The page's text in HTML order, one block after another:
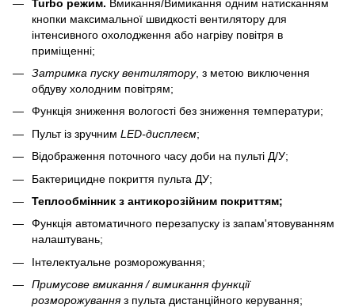
Turbo режим. Вмикання/Вимикання одним натисканням
кнопки максимальної швидкості вентилятору для
інтенсивного охолодження або нагріву повітря в
приміщенні;
Затримка пуску вентилятору, з метою виключення
обдуву холодним повітрям;
Функція зниження вологості без зниження температури;
Пульт із зручним LED-дисплеєм;
Відображення поточного часу доби на пульті Д/У;
Бактерицидне покриття пульта ДУ;
Теплообмінник з антикорозійним покриттям;
Функція автоматичного перезапуску із запам'ятовуванням
налаштувань;
Інтелектуальне розморожування;
Примусове вмикання / вимикання функції
розморожуванняз пульта дистанційного керування;